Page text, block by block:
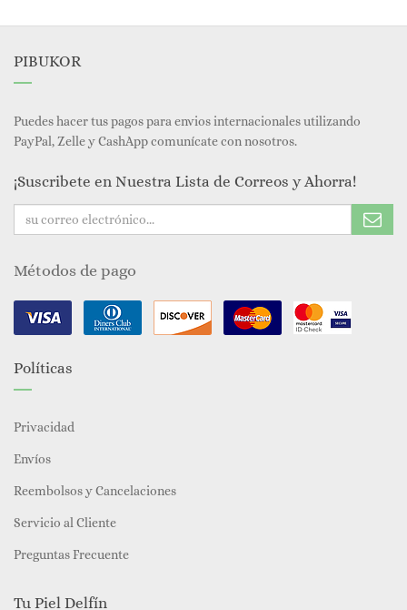
PIBUKOR
Puedes hacer tus pagos para envios internacionales utilizando
PayPal, Zelle y CashApp comunícate con nosotros.
¡Suscribete en Nuestra Lista de Correos y Ahorra!
Métodos de pago
Políticas
Privacidad
Envíos
Reembolsos y Cancelaciones
Servicio al Cliente
Preguntas Frecuente
Tu Piel Delfín